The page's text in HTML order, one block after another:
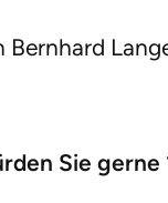
Bernhard
Sie gerne